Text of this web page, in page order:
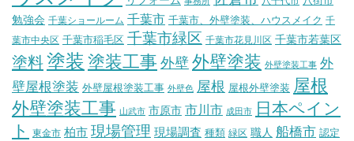
勉強会 千葉ショールーム 千葉市 千葉市、外壁塗装、ハウスメイク 千
葉市中央区 千葉市稲毛区 千葉市緑区 千葉市花見川区 千葉市若葉区
塗料塗装 塗装工事 外壁 外壁塗装 外壁塗装工事 外
壁屋根塗装 外壁屋根塗装工事 外壁色 屋根 屋根外壁塗装 屋根
外壁塗装工事 山武市 市原市 市川市 成田市
日本ペイン
ト
東金市 柏市 現場管理 現場調査 種類 緑区 職人 船橋市 認定